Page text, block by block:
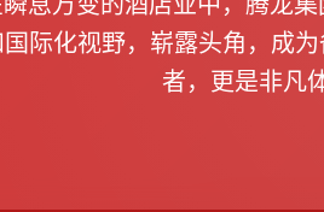
际化视野，崭露头角，成
者，更是非凡